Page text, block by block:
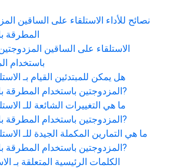
نصائح للأداء الاستلقاء على الساقين
المطرقة
الاستلقاء على الساقين
باستخدام
هل يمكن للمبتدئين القيام بـ
المزدوجتين باستخدام المطرقة?
ما هي التغييرات الشائعة للـ
المزدوجتين باستخدام المطرقة?
ما هي التمارين المكملة الجيدة للـ
المزدوجتين باستخدام المطرقة?
الكلمات الرئيسية المتعلقة بـ